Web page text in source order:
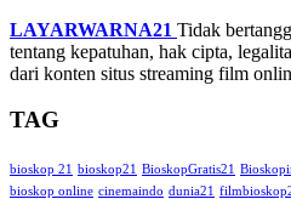
LAYARWARNA21 Tidak
tentang kepatuhan, hak cipta,
dari konten situs streaming film
TAG
bioskop 21 bioskop21 BioskopGratis21
bioskop online cinemaindo dunia21